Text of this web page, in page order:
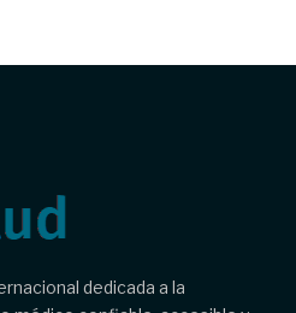
dedicada a la